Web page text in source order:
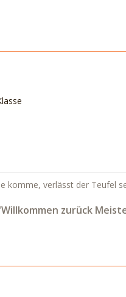
komme, verlässt der Teufel
zurück